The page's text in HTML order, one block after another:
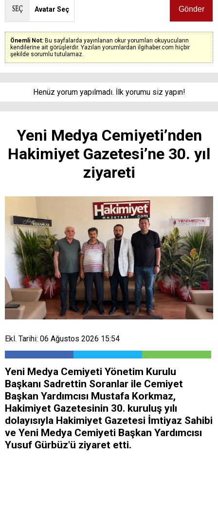
Avatar Seç
Önemli Not: Bu sayfalarda yayınlanan okur yorumları okuyucuların
kendilerine ait görüşlerdir. Yazılan yorumlardan ilgihaber.com hiçbir
şekilde sorumlu tutulamaz.
Henüz yorum yapılmadı. İlk yorumu siz yapın!
Yeni Medya Cemiyeti’nden
Hakimiyet Gazetesi’ne 30. yıl
ziyareti
Ekl. Tarihi: 06 Ağustos 2026 15:54
Yeni Medya Cemiyeti Yönetim Kurulu
Başkanı Sadrettin Soranlar ile Cemiyet
Başkan Yardımcısı Mustafa Korkmaz,
Hakimiyet Gazetesinin 30. kuruluş yılı
dolayısıyla Hakimiyet Gazetesi İmtiyaz Sahibi
ve Yeni Medya Cemiyeti Başkan Yardımcısı
Yusuf Gürbüz'ü ziyaret etti.